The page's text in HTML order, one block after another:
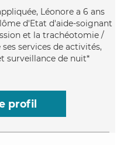
Léonore a 6 ans
d'Etat d'aide-soignant
et la trachéotomie /
services de activités,
surveillance de nuit*
profil